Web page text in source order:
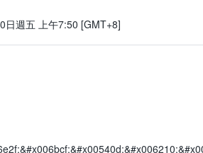
日週五 上午7:50 [GMT+8]